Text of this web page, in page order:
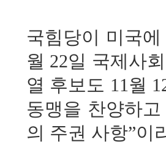
국힘당이 미국
월 22일 국제사
열 후보도 11월
동맹을 찬양하
의 주권 사항”이